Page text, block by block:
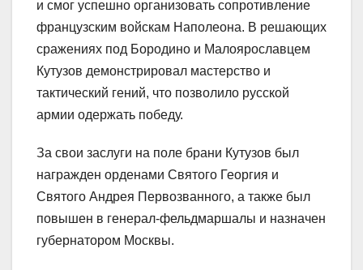
и смог успешно организовать сопротивление
французским войскам Наполеона. В решающих
сражениях под Бородино и Малоярославцем
Кутузов демонстрировал мастерство и
тактический гений, что позволило русской
армии одержать победу.
За свои заслуги на поле брани Кутузов был
награжден орденами Святого Георгия и
Святого Андрея Первозванного, а также был
повышен в генерал-фельдмаршалы и назначен
губернатором Москвы.